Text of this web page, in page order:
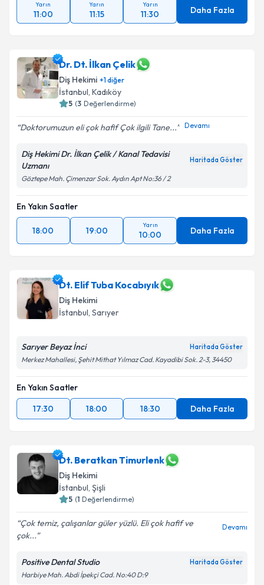
Yarın
11:00
Yarın
11:15
Yarın
11:30 Daha Fazla
Dr. Dt. İlkan Çelik
Diş Hekimi +1diğer
İstanbul, Kadıköy
5 (3 Değerlendirme)
Doktorumuzun eli çok hafif Çok ilgili Tane... Devamı
Diş Hekimi Dr. İlkan Çelik / Kanal Tedavisi
Uzmanı
Haritada Göster
Göztepe Mah. Çimenzar Sok. Aydın Apt No:36 / 2
En Yakın Saatler
18:00 19:00
Yarın
10:00 Daha Fazla
Dt. Elif Tuba Kocabıyık
Diş Hekimi
İstanbul, Sarıyer
Sarıyer Beyaz İnci Haritada Göster
Merkez Mahallesi, Şehit Mithat Yılmaz Cad. Kayadibi Sok. 2-3, 34450
En Yakın Saatler
17:30
18:00 18:30 Daha Fazla
Dt. Beratkan Timurlenk
Diş Hekimi
İstanbul, Şişli
5 (1 Değerlendirme)
Çok temiz, çalışanlar güler yüzlü. Eli çok hafif ve
çok...
Devamı
Positive Dental Studio Haritada Göster
Harbiye Mah. Abdi İpekçi Cad. No:40 D:9